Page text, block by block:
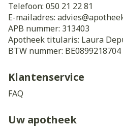
Telefoon: 050 21 22 81
E-mailadres: advies@
APB nummer: 313403
Apotheek titularis: Laura
BTW nummer: BE0899218704
Klantenservice
FAQ
Uw apotheek